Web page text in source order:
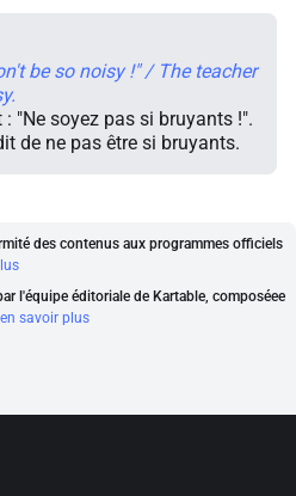
be so noisy !" / The teacher
"Ne soyez pas si bruyants !".
de ne pas être si bruyants.
des contenus aux programmes officiels
l'équipe éditoriale de Kartable, composéee
en savoir plus